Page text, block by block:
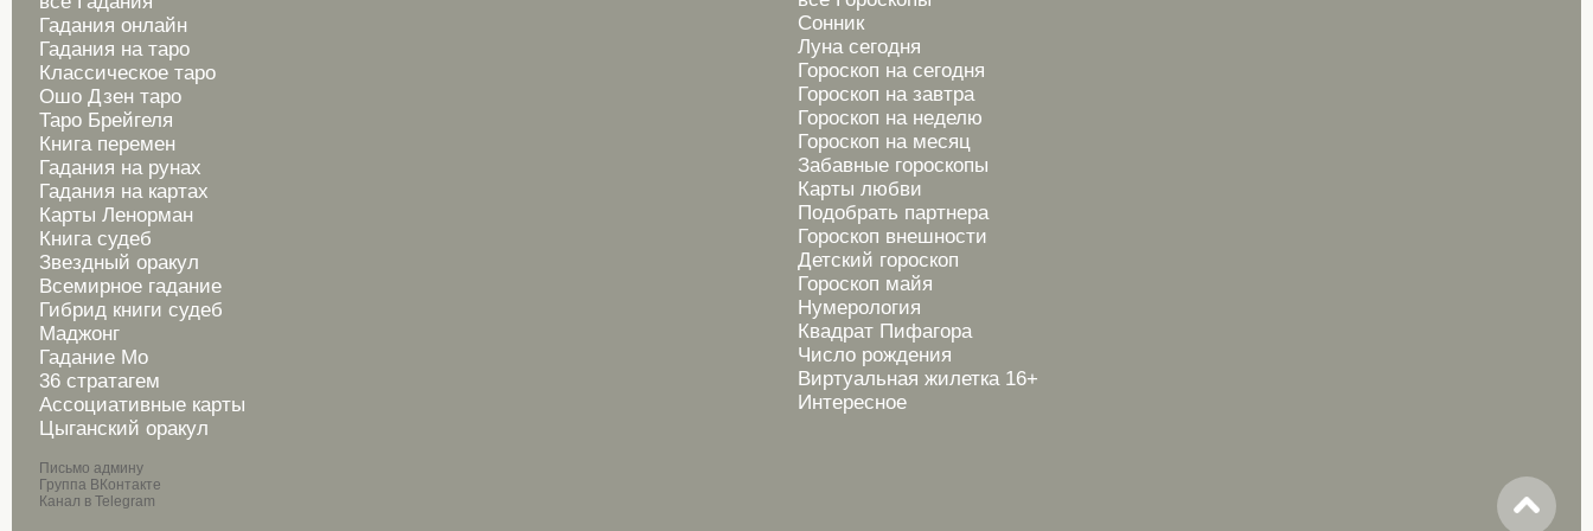
Гадания онлайн
Гадания на таро
Классическое таро
Ошо Дзен таро
Таро Брейгеля
Книга перемен
Гадания на рунах
Гадания на картах
Карты Ленорман
Книга судеб
Звездный оракул
Всемирное гадание
Гибрид книги судеб
Маджонг
Гадание Мо
36 стратагем
Ассоциативные карты
Цыганский оракул
Письмо админу
Группа ВКонтакте
Канал в Telegram
Сонник
Луна сегодня
Гороскоп на сегодня
Гороскоп на завтра
Гороскоп на неделю
Гороскоп на месяц
Забавные гороскопы
Карты любви
Подобрать партнера
Гороскоп внешности
Детский гороскоп
Гороскоп майя
Нумерология
Квадрат Пифагора
Число рождения
Виртуальная жилетка 16+
Интересное